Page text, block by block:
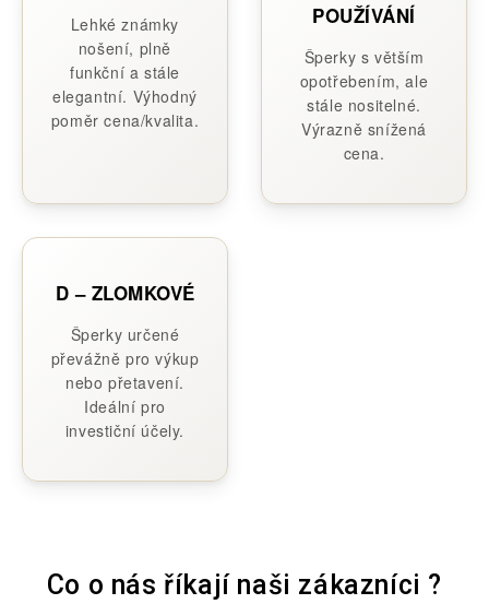
Lehké známky
nošení, plně
funkční a stále
elegantní. Výhodný
poměr cena/kvalita.
POUŽÍVÁNÍ
Šperky s větším
opotřebením, ale
stále nositelné.
Výrazně snížená
cena.
D – ZLOMKOVÉ
Šperky určené
převážně pro výkup
nebo přetavení.
Ideální pro
investiční účely.
Co o nás říkají naši zákazníci ?